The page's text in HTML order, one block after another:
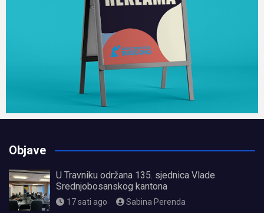
Objave
U Travniku održana 135. sjednica Vlade
Srednjobosanskog kantona
17 sati ago Sabina Perenda